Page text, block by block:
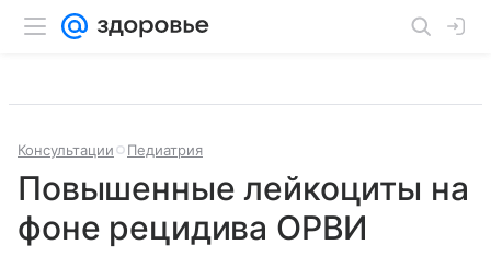
Консультации Педиатрия
Повышенные лейкоциты на
фоне рецидива ОРВИ